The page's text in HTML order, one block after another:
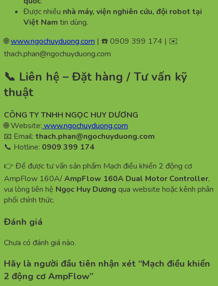
Được nhiều nhà máy, viện nghiên cứu, đội robot tại
Việt Nam tin dùng.
🌐www.ngochuyduong.com | ☎️ 0909 399 174 | ✉️
thach.phan@ngochuyduong.com
📞 Liên hệ – Đặt hàng / Tư vấn kỹ
thuật
CÔNG TY TNHH NGỌC HUY DƯƠNG
🌐 Website: www.ngochuyduong.com
📧 Email: thach.phan@ngochuyduong.com
📞 Hotline: 0909 399 174
👉 Để được tư vấn sản phẩm Mạch điều khiển 2 động cơ
AmpFlow 160A/AmpFlow 160A Dual Motor Controller,
vui lòng liên hệ Ngọc Huy Dương qua website hoặc kênh phân
phối chính thức.
Đánh giá
Chưa có đánh giá nào.
Hãy là người đầu tiên nhận xét “Mạch điều khiển
2 động cơ AmpFlow”